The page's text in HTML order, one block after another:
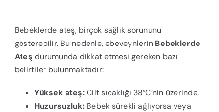
Bebeklerde ateş, birçok sağlık sorununu
gösterebilir. Bu nedenle, ebeveynlerin Bebeklerde
Ateş durumunda dikkat etmesi gereken bazı
belirtiler bulunmaktadır:
Yüksek ateş:Cilt sıcaklığı 38°C’nin üzerinde.
Huzursuzluk:Bebek sürekli ağlıyorsa veya